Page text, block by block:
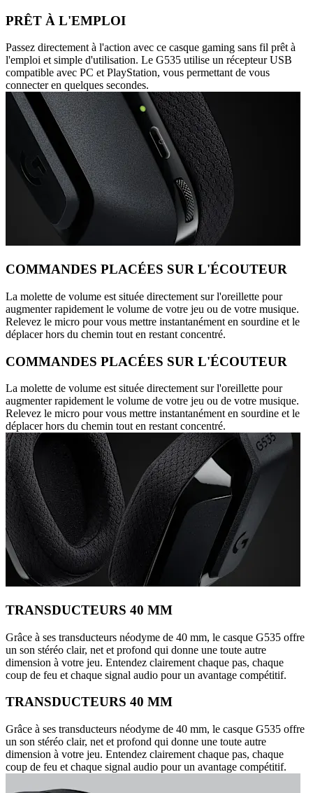
PRÊT À L'EMPLOI
Passez directement à l'action avec ce casque gaming sans fil prêt à
l'emploi et simple d'utilisation. Le G535 utilise un récepteur USB
compatible avec PC et PlayStation, vous permettant de vous
connecter en quelques secondes.
COMMANDES PLACÉES SUR L'ÉCOUTEUR
La molette de volume est située directement sur l'oreillette pour
augmenter rapidement le volume de votre jeu ou de votre musique.
Relevez le micro pour vous mettre instantanément en sourdine et le
déplacer hors du chemin tout en restant concentré.
COMMANDES PLACÉES SUR L'ÉCOUTEUR
La molette de volume est située directement sur l'oreillette pour
augmenter rapidement le volume de votre jeu ou de votre musique.
Relevez le micro pour vous mettre instantanément en sourdine et le
déplacer hors du chemin tout en restant concentré.
TRANSDUCTEURS 40 MM
Grâce à ses transducteurs néodyme de 40 mm, le casque G535 offre
un son stéréo clair, net et profond qui donne une toute autre
dimension à votre jeu. Entendez clairement chaque pas, chaque
coup de feu et chaque signal audio pour un avantage compétitif.
TRANSDUCTEURS 40 MM
Grâce à ses transducteurs néodyme de 40 mm, le casque G535 offre
un son stéréo clair, net et profond qui donne une toute autre
dimension à votre jeu. Entendez clairement chaque pas, chaque
coup de feu et chaque signal audio pour un avantage compétitif.